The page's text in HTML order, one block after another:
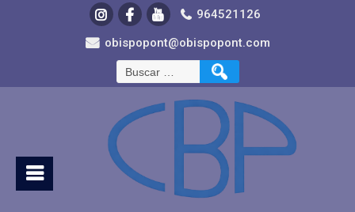
964521126
obispopont@obispopont.com